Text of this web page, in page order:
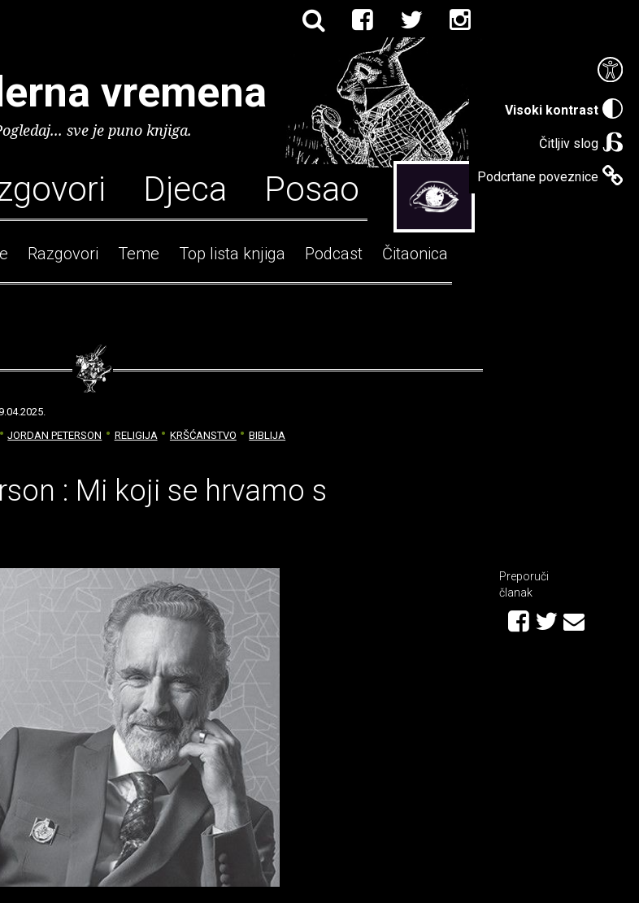
Visoki kontrast
Čitljiv slog
Podcrtane poveznice
vremena
sve je puno knjiga.
Djeca Posao
Razgovori Teme Top lista knjiga Podcast Čitaonica
JORDAN PETERSON RELIGIJA KRŠĆANSTVO BIBLIJA
: Mi koji se hrvamo s
Preporuči
članak